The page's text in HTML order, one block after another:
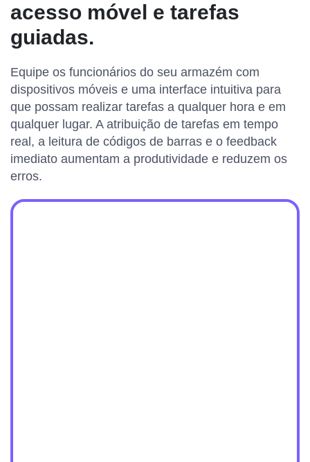
acesso móvel e tarefas
guiadas.
Equipe os funcionários do seu armazém com
dispositivos móveis e uma interface intuitiva para
que possam realizar tarefas a qualquer hora e em
qualquer lugar. A atribuição de tarefas em tempo
real, a leitura de códigos de barras e o feedback
imediato aumentam a produtividade e reduzem os
erros.